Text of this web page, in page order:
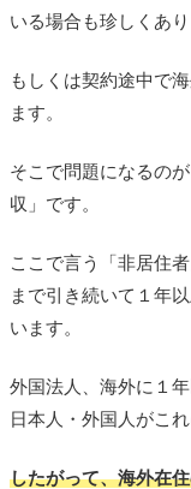
いる場合も珍しくあり
もしくは契約途中で
ます。
そこで問題になるの
収」です。
ここで言う「非居住
まで引き続いて１年
います。
外国法人、海外に１
日本人・外国人がこ
したがって、海外在